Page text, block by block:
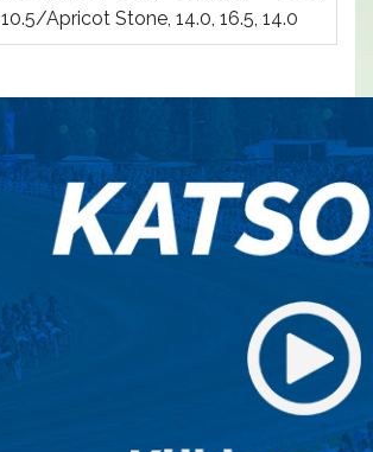
10.5/Apricot Stone, 14.0, 16.5, 14.0